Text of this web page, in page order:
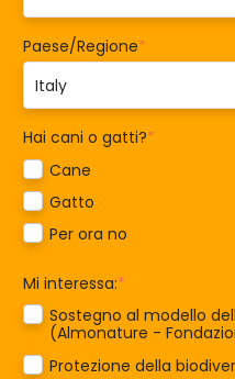
Paese/Regione*
Hai cani o gatti?*
Cane
Gatto
Per ora no
Mi interessa:*
Sostegno al modello
(Almonature -
Protezione della